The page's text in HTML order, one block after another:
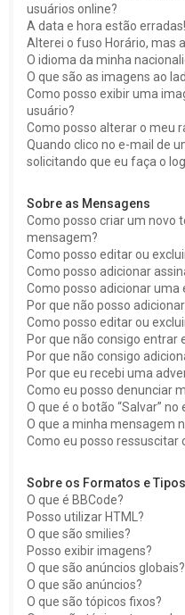
usuários online?
A data e hora estão erradas!
Alterei o fuso Horário, mas
O idioma da minha
O que são as imagens ao
Como posso exibir uma
usuário?
Como posso alterar o meu
Quando clico no e-mail de
solicitando que eu faça o
Sobre as Mensagens
Como posso criar um novo
mensagem?
Como posso editar ou
Como posso adicionar
Como posso adicionar uma
Por que não posso
Como posso editar ou
Por que não consigo entrar
Por que não consigo
Por que eu recebi uma
Como eu posso denunciar
O que é o botão “Salvar” no
O que a minha mensagem
Como eu posso ressuscitar
Sobre os Formatos e
O que é BBCode?
Posso utilizar HTML?
O que são smilies?
Posso exibir imagens?
O que são anúncios globais?
O que são anúncios?
O que são tópicos fixos?